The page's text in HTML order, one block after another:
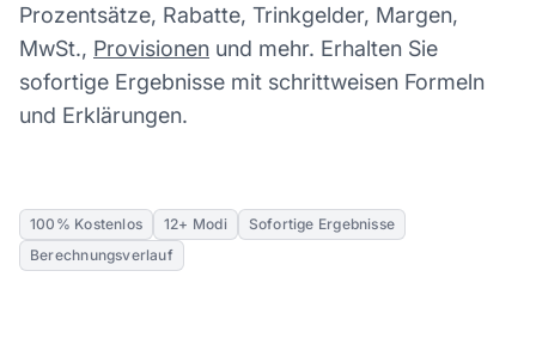
Prozentsätze, Rabatte, Trinkgelder, Margen,
MwSt., Provisionen und mehr. Erhalten Sie
sofortige Ergebnisse mit schrittweisen Formeln
und Erklärungen.
100% Kostenlos 12+ Modi
Sofortige Ergebnisse
Berechnungsverlauf